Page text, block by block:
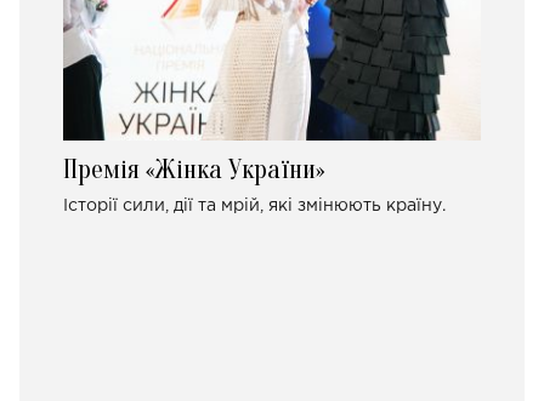
Премія «Жінка України»
Історії сили, дії та мрій, які змінюють країну.